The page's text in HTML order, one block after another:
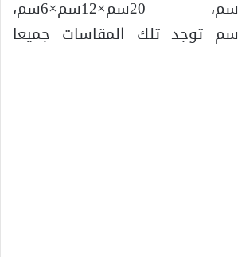
30سم×25سم×6سم، 20سم×12سم×6سم،
15سم×15سم×6سم توجد تلك المقاسات جميعا